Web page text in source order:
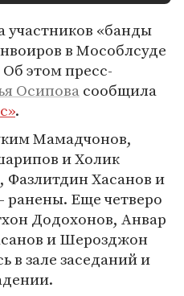
участников «банды
в Мособлсуде
Об этом пресс-
Осиповасообщила
.
Мамадчонов,
и Холик
Хасанов и
Еще четверо
Додохонов, Анвар
и Шерозджон
в зале заседаний и